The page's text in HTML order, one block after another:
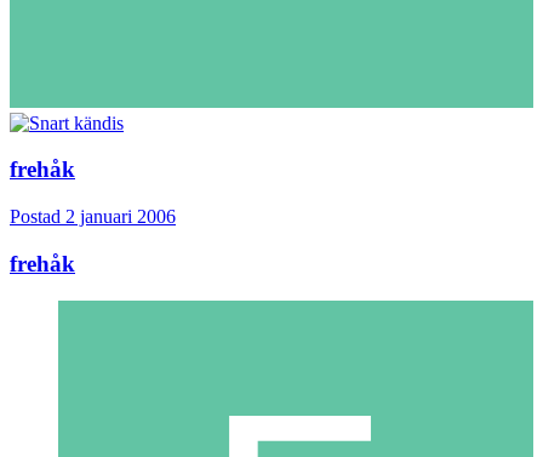
frehåk
Postad 2 januari 2006
frehåk